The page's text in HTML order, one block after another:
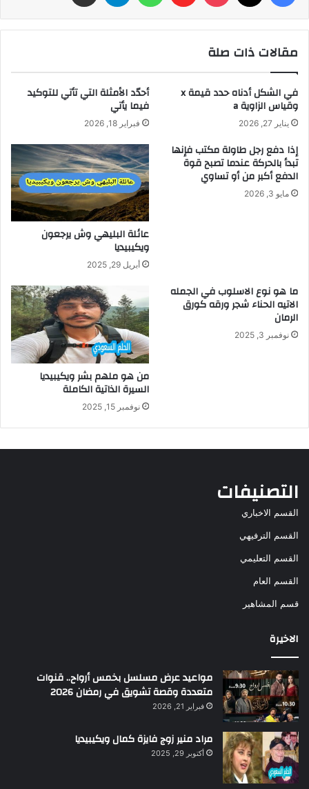
مقالات ذات صلة
في الشكل أدناه حدد قيمة x
وقياس الزاوية a
يناير 27, 2026
أُحدّد الأمثلة التي تأتي للتوكيد
فيما يأتي
فبراير 18, 2026
إذا دفع رجل طاولة مكتب فإنها
تبدأ بالحركة عندما تصبح قوة
الدفع أكبر من أو تساوي
مايو 3, 2026
عائلة البليهي وش يرجعون
ويكيبيديا
أبريل 29, 2025
ما هو نوع الاسلوب في الجمله
الاتيه الحناء شجر ورقه كورق
الرمان
نوفمبر 3, 2025
من هو ملهم بشر ويكيبيديا
السيرة الذاتية الكاملة
نوفمبر 15, 2025
التصنيفات
القسم الاخباري
القسم الترفيهي
القسم التعليمي
القسم العام
قسم المشاهير
الاخيرة
مواعيد عرض مسلسل بخمس أرواح.. قنوات
متعددة وقصة تشويق في رمضان 2026
فبراير 21, 2026
مراد منير زوج فايزة كمال ويكيبيديا
أكتوبر 29, 2025